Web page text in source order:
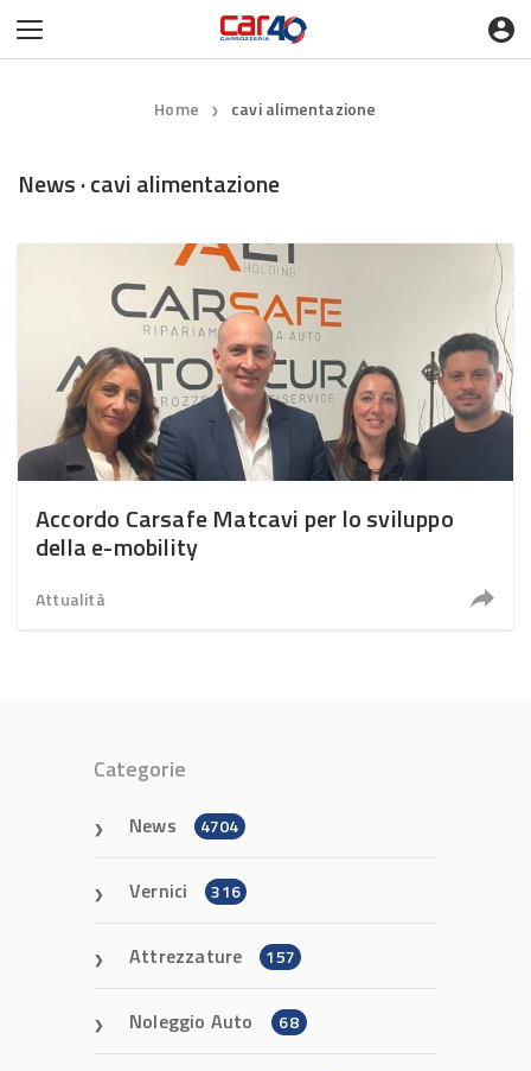
Home ❯ cavi alimentazione
News · cavi alimentazione
Accordo Carsafe Matcavi per lo sviluppo
della e-mobility
Attualità
Categorie
News 4704
Vernici 316
Attrezzature 157
Noleggio Auto 68